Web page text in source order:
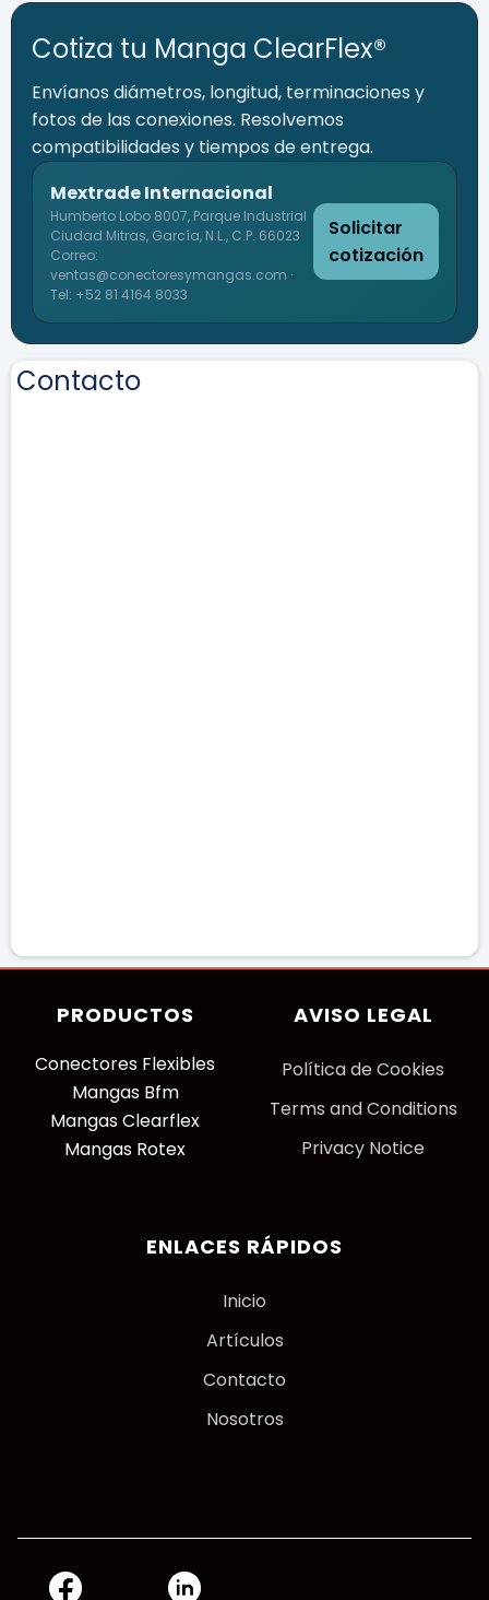
Cotiza tu Manga ClearFlex®
Envíanos diámetros, longitud, terminaciones y
fotos de las conexiones. Resolvemos
compatibilidades y tiempos de entrega.
Mextrade Internacional
Humberto Lobo 8007, Parque Industrial
Ciudad Mitras, García, N.L., C.P. 66023
Correo:
ventas@conectoresymangas.com ·
Tel: +52 81 4164 8033
Solicitar
cotización
Contacto
PRODUCTOS
Conectores Flexibles
Mangas Bfm
Mangas Clearflex
Mangas Rotex
AVISO LEGAL
Política de Cookies
Terms and Conditions
Privacy Notice
ENLACES RÁPIDOS
Inicio
Artículos
Contacto
Nosotros